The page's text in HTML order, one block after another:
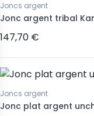
Joncs argent
Jonc argent tribal
147,70 €
Joncs argent
Jonc plat argent